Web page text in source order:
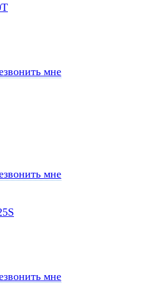
мне
мне
мне